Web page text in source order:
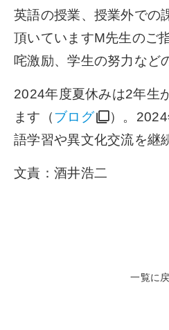
英語の授業、授業外での
頂いていますM先生のご
咤激励、学生の努力など
2024年度夏休みは2年生
ます（ブログ
）。
語学習や異文化交流を継
文責：酒井浩二
一覧に